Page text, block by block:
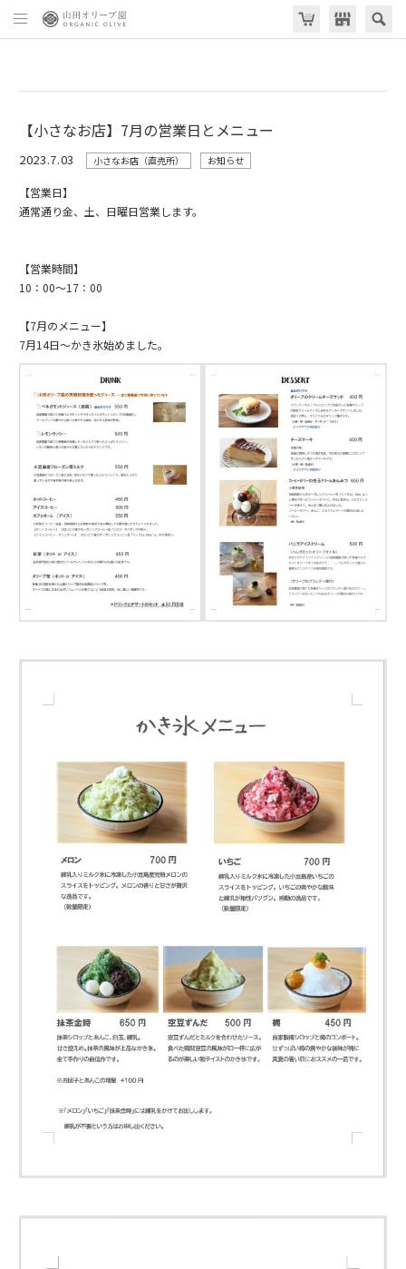
【小さなお店】7月の営業日とメニュー
2023.7.03 小さなお店（直売所） お知らせ
【営業日】
通常通り金、土、日曜日営業します。
【営業時間】
10：00～17：00
【7月のメニュー】
7月14日～かき氷始めました。